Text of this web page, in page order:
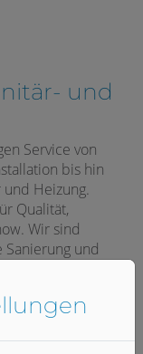
und
Service von
bis hin
Heizung.
Qualität,
Wir sind
und
rund
wir Ihre